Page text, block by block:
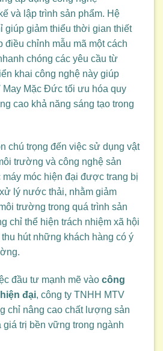
và lập trình sản phẩm. Hệ
giúp giảm thiểu thời gian thiết
điều chỉnh mẫu mã một cách
chóng các yêu cầu từ
khai công nghệ này giúp
May Mặc Đức tối ưu hóa quy
cao khả năng sáng tạo trong
chú trọng đến việc sử dụng vật
trường và công nghệ sản
móc hiện đại được trang bị
lý nước thải, nhằm giảm
trường trong quá trình sản
chỉ thể hiện trách nhiệm xã hội
hút những khách hàng có ý
đầu tư mạnh mẽ vào công
đại, công ty TNHH MTV
chỉ nâng cao chất lượng sản
giá trị bền vững trong ngành